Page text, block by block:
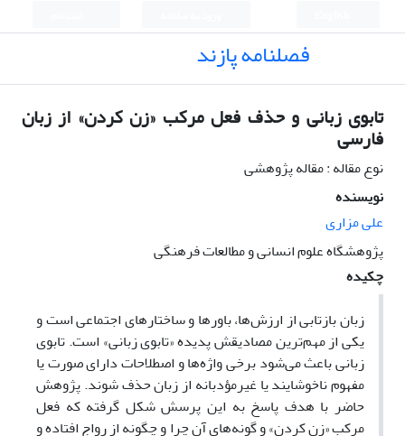
فصلنامه پازند
تابوی زبانی و حذف فعل مرکب «زن کردن» از زبان
فارسی
نوع مقاله : مقاله پژوهشی
نویسنده
علی مزاری
پژوهشگاه علوم انسانی و مطالعات فرهنگی
چکیده
زبان بازتابی از ارزش‌ها، باورها و ساختارهای اجتماعی است و
یکی از مهم‌ترین مصادیقش پدیده «تابوی زبانی» است. تابوی
زبانی باعث می‌شود برخی واژه‌ها و اصطلاحات دارای صورت یا
مفهوم ناخوشایند یا غیرمؤدبانه از زبان حذف شوند. پژوهش
حاضر با هدف پاسخ به این پرسش شکل گرفته که فعل
مرکب «زن کردن» و گونه‌های آن چرا و چگونه از رواج افتاده و